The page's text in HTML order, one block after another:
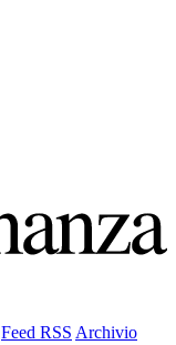
Feed RSS Archivio